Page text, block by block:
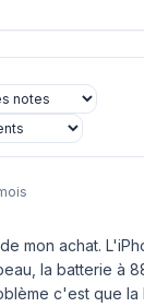
mon achat.
la batterie à
c'est que la